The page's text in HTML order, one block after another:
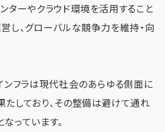
ターやクラウド環境を活用すること
し、グローバルな競争力を維持・向
ンフラは現代社会のあらゆる側面に
しており、その整備は避けて通れ
っています。